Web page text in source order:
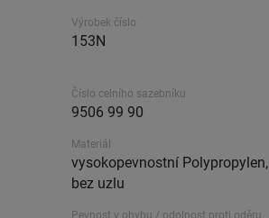
Výrobek číslo
153N
Číslo celního sazebníku
9506 99 90
Materiál
vysokopevnostní Polypropylen,
bez uzlu
Pevnost v ohybu / odolnost proti oděru